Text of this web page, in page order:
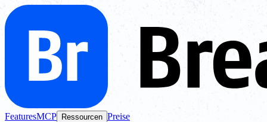
FeaturesMCP Ressourcen Preise